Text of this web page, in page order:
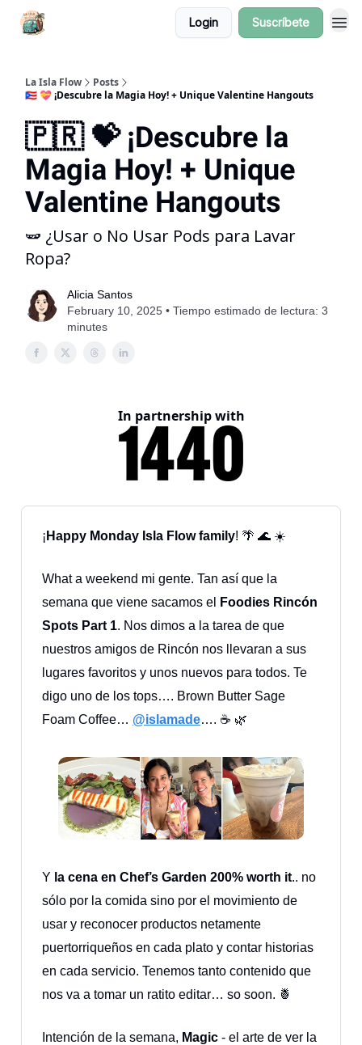
Login Suscríbete
La Isla Flow
Posts
🇵🇷 💝 ¡Descubre la Magia Hoy! + Unique Valentine Hangouts
🇵🇷 💝 ¡Descubre la
Magia Hoy! + Unique
Valentine Hangouts
🫛 ¿Usar o No Usar Pods para Lavar
Ropa?
Alicia Santos
February 10, 2025 • Tiempo estimado de lectura: 3
minutes
In partnership with
¡ Happy Monday Isla Flow family! 🌴 🌊 ☀️
What a weekend mi gente. Tan así que la
semana que viene sacamos el
Foodies Rincón
Spots Part 1. Nos dimos a la tarea de que
nuestros amigos de Rincón nos llevaran a sus
lugares favoritos y unos nuevos para todos. Te
digo uno de los tops…. Brown Butter Sage
Foam Coffee… @islamade…. ☕ 🌿
Y la cena en Chef’s Garden 200% worth it.. no
sólo por la comida sino por el movimiento de
usar y reconocer productos netamente
puertorriqueños en cada plato y contar historias
en cada servicio. Tenemos tanto contenido que
nos va a tomar un ratito editar… so soon. 🍍
Intención de la semana, Magic - el arte de ver la